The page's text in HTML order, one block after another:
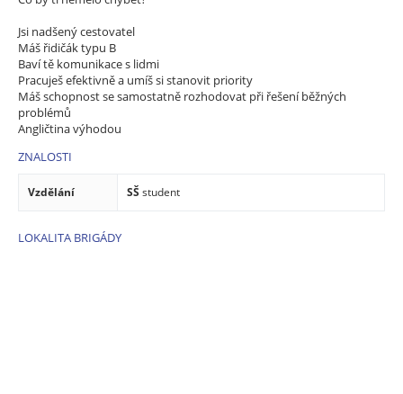
Jsi nadšený cestovatel
Máš řidičák typu B
Baví tě komunikace s lidmi
Pracuješ efektivně a umíš si stanovit priority
Máš schopnost se samostatně rozhodovat při řešení běžných
problémů
Angličtina výhodou
ZNALOSTI
Vzdělání SŠ student
LOKALITA BRIGÁDY